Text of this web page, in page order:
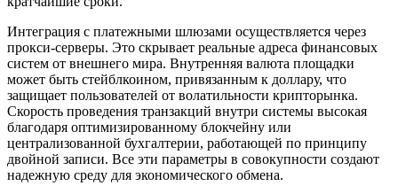
Интеграция с платежными шлюзами осуществляется через
прокси-серверы. Это скрывает реальные адреса финансовых
систем от внешнего мира. Внутренняя валюта площадки
может быть стейблкоином, привязанным к доллару, что
защищает пользователей от волатильности крипторынка.
Скорость проведения транзакций внутри системы высокая
благодаря оптимизированному блокчейну или
централизованной бухгалтерии, работающей по принципу
двойной записи. Все эти параметры в совокупности создают
надежную среду для экономического обмена.